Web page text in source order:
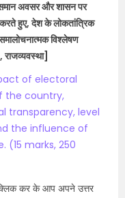
समान अवसर और शासन पर
करते हुए, देश के लोकतांत्रिक
विश्लेषण
of electoral
the country,
transparency, level
the influence of
(15 marks, 250
क्लिक कर के आप अपने उत्तर